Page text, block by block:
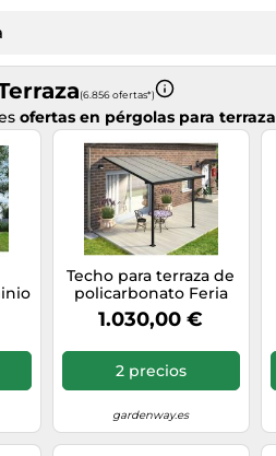
(6.856 ofertas*)
ofertas en pérgolas para terraza
Techo para terraza de
policarbonato Feria
Palram - Canopia 3 x
3,05 m gris
1.030,00 €
2 precios
gardenway.es